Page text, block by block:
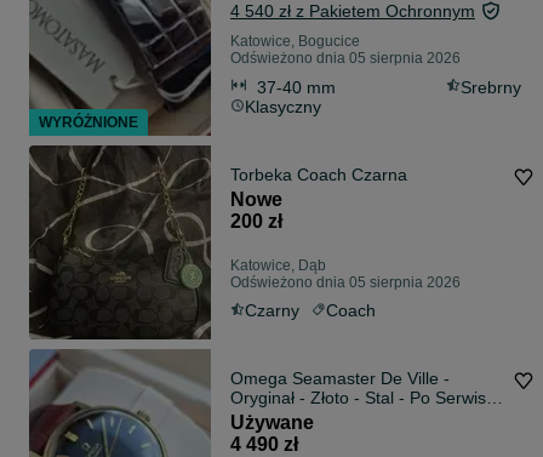
4 540 zł z Pakietem Ochronnym
Katowice, Bogucice
Odświeżono dnia 05 sierpnia 2026
37-40 mm
Srebrny
Klasyczny
Torbeka Coach Czarna
Nowe
200 zł
Katowice, Dąb
Odświeżono dnia 05 sierpnia 2026
Czarny Coach
Omega Seamaster De Ville -
Oryginał - Złoto - Stal - Po Serwisie
!!!
Używane
4 490 zł
WYRÓŻNIONE